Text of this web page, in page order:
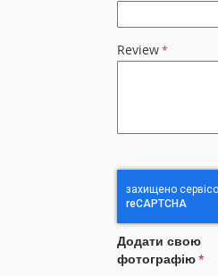
Review
Додати свою
фотографію